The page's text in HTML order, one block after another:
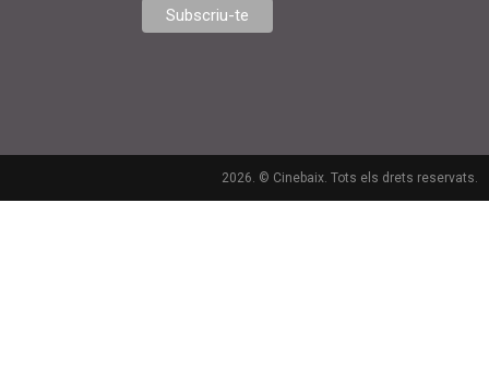
2026. © Cinebaix. Tots els drets reservats.